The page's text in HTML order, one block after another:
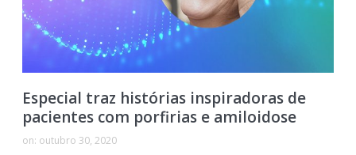
Especial traz histórias inspiradoras de
pacientes com porfirias e amiloidose
on: outubro 30, 2020